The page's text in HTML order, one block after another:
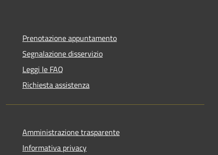
Prenotazione appuntamento
Segnalazione disservizio
Leggi le FAQ
Richiesta assistenza
Amministrazione trasparente
Informativa privacy